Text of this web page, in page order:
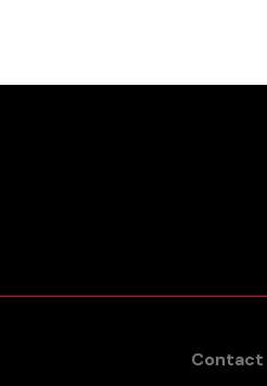
Contact